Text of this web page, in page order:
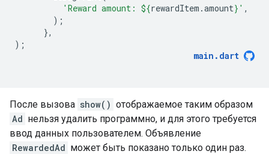
'Reward amount: ${rewardItem .amount} ' ,
);
},
);
main . dart
После вызова show() отображаемое таким образом
Ad нельзя удалить программно, и для этого требуется
ввод данных пользователем. Объявление
RewardedAd может быть показано только один раз.